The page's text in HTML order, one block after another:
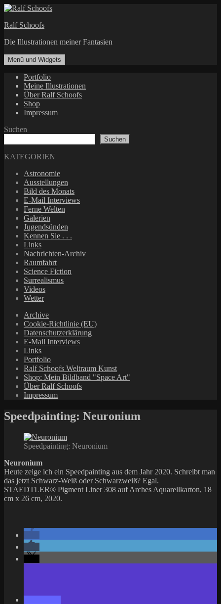
Zum
springen
Ralf Schoofs
Die Illustrationen meiner Fantasien
Menü und Widgets
Portfolio
Meine Illustrationen
Über Ralf Schoofs
Shop
Impressum
Suchen
Suchen
KATEGORIEN
Astronomie
Ausstellungen
Bild des Monats
E-Mail Interviews
Ferne Welten
Galerien
Jugendsünden
Kennen Sie . . .
Links
Nachrichten-Archiv
Raumfahrt
Science Fiction
Surrealismus
Videos
Wetter
Archive
Cookie-Richtlinie (EU)
Datenschutzerklärung
E-Mail Interviews
Links
Portfolio
Ralf Schoofs Weltraum Kunst
Shop: Mein Bildband "Space Art"
Über Ralf Schoofs
Impressum
Speedpainting: Neuronium
Speedpainting: Neuronium
Neuronium
Heute zeige ich ein Speedpainting aus dem Jahr 2020. Schreibt man
das jetzt Schwarz-Weiß oder Schwarzweiß? Egal.
STAEDTLER® Pigment Liner 308 auf Arches Aquarellkarton, 18
cm x 26 cm, 2020.